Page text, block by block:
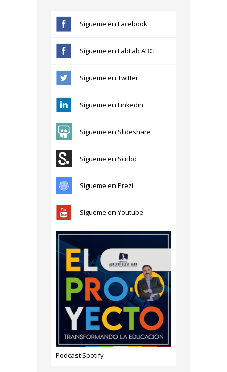
Sígueme en Facebook
Sígueme en FabLab ABG
Sígueme en Twitter
Sígueme en Linkedin
Sígueme en Slideshare
Sígueme en Scribd
Sígueme en Prezi
Sígueme en Youtube
Podcast Spotify